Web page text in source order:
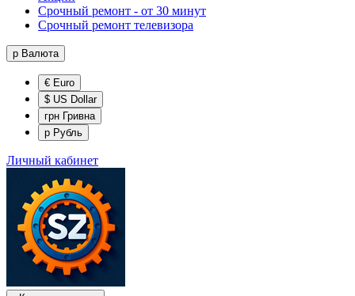
Срочный ремонт - от 30 минут
Срочный ремонт телевизора
р Валюта
€ Euro
$ US Dollar
грн Гривна
р Рубль
Личный кабинет